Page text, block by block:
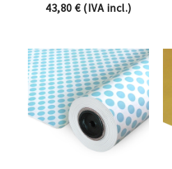
43,80€(IVA incl.)